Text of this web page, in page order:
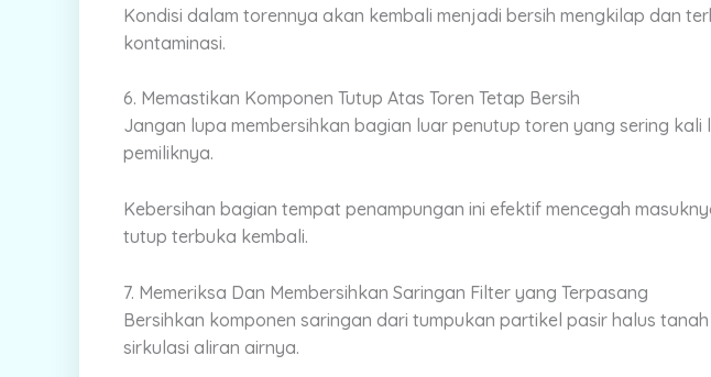
Kondisi dalam torennya akan kembali menjadi bersih mengkilap dan
kontaminasi.
6. Memastikan Komponen Tutup Atas Toren Tetap Bersih
Jangan lupa membersihkan bagian luar penutup toren yang sering
pemiliknya.
Kebersihan bagian tempat penampungan ini efektif mencegah
tutup terbuka kembali.
7. Memeriksa Dan Membersihkan Saringan Filter yang Terpasang
Bersihkan komponen saringan dari tumpukan partikel pasir halus
sirkulasi aliran airnya.